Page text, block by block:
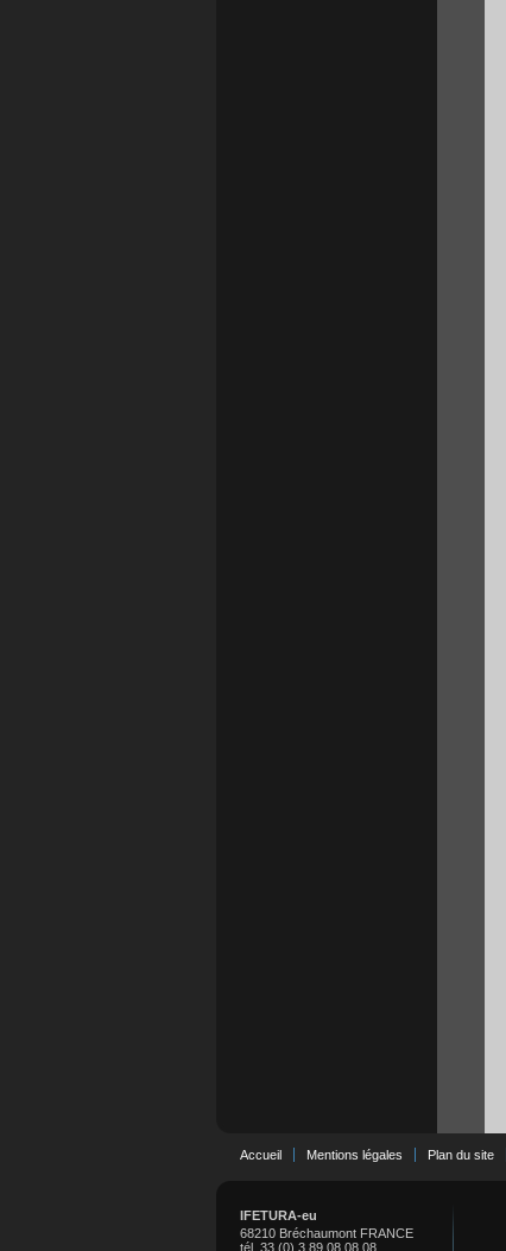
Accueil Mentions légales Plan du site
IFETURA-eu
68210 Bréchaumont FRANCE
tél. 33 (0) 3 89 08 08 08